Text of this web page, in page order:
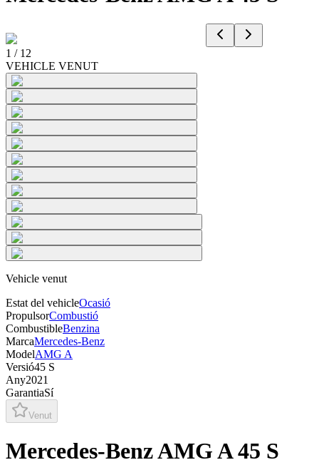
1 / 12
VEHICLE VENUT
Vehicle venut
Estat del vehicleOcasió
PropulsorCombustió
CombustibleBenzina
MarcaMercedes-Benz
ModelAMG A
Versió45 S
Any2021
GarantiaSí
Venut
Mercedes-Benz AMG A 45 S